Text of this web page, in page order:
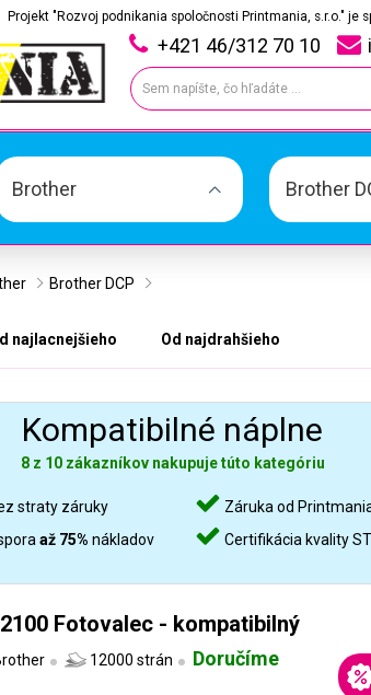
Projekt "Rozvoj podnikania spoločnosti Printmania, s.r.o." je
+421 46/312 70 10
Brother Brother
Brother DCP
najlacnejšieho Od najdrahšieho
Kompatibilné náplne
8 z 10 zákazníkov nakupuje túto kategóriu
straty záruky
až 75% nákladov
Záruka od
Certifikácia kvality
Fotovalec - kompatibilný
12000 strán
Doručíme